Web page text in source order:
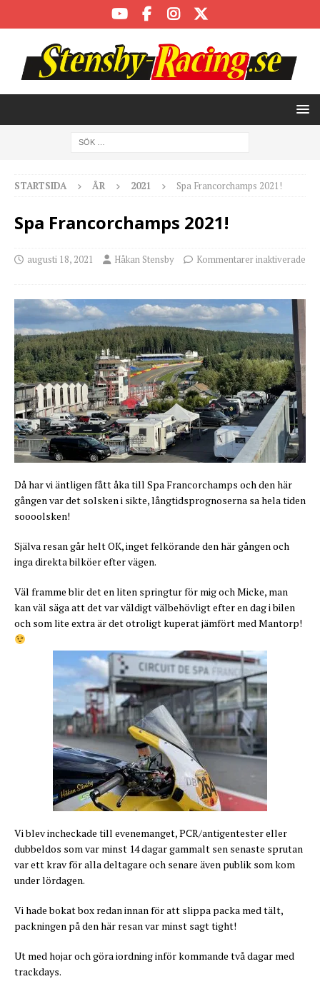
STARTSIDA ÅR 2021 Spa Francorchamps 2021!
Spa Francorchamps 2021!
augusti 18, 2021 Håkan Stensby Kommentarer inaktiverade
Då har vi äntligen fått åka till Spa Francorchamps och den här
gången var det solsken i sikte, långtidsprognoserna sa hela tiden
soooolsken!
Själva resan går helt OK, inget felkörande den här gången och
inga direkta bilköer efter vägen.
Väl framme blir det en liten springtur för mig och Micke, man
kan väl säga att det var väldigt välbehövligt efter en dag i bilen
och som lite extra är det otroligt kuperat jämfört med Mantorp!
Vi blev incheckade till evenemanget, PCR/antigentester eller
dubbeldos som var minst 14 dagar gammalt sen senaste sprutan
var ett krav för alla deltagare och senare även publik som kom
under lördagen.
Vi hade bokat box redan innan för att slippa packa med tält,
packningen på den här resan var minst sagt tight!
Ut med hojar och göra iordning inför kommande två dagar med
trackdays.